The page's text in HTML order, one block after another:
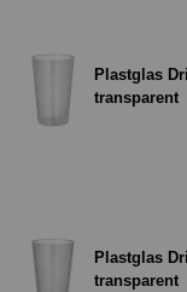
Plastglas
transparent
Plastglas
transparent